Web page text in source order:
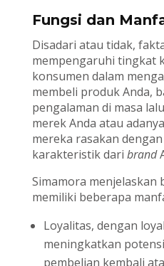
Fungsi dan
Disadari atau tidak,
mempengaruhi tingkat
konsumen dalam
membeli produk Anda,
pengalaman di masa
merek Anda atau
mereka rasakan
karakteristik dari brand
Simamora menjelaskan
memiliki beberapa
Loyalitas, dengan
meningkatkan
pembelian kembali